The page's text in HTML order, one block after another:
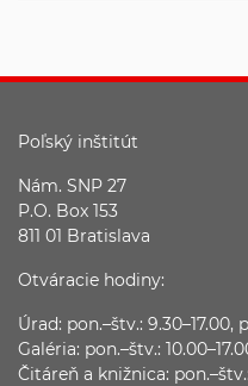
Poľský inštitút
Nám. SNP 27
P.O. Box 153
811 01 Bratislava
Otváracie hodiny:
Úrad: pon.–štv.: 9.30–17.00,
Galéria: pon.–štv.:
Čitáreň a knižnica: